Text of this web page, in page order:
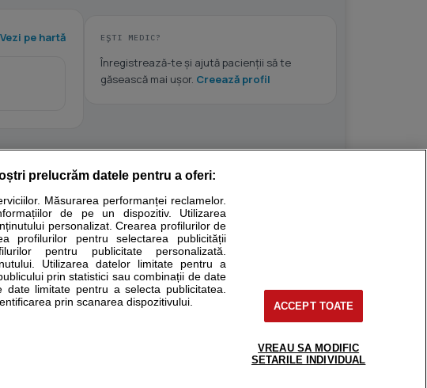
Vezi pe hartă EȘTI MEDIC?
Înregistrează-te și ajută pacienții să te
găsească mai ușor. Creează profil
si educational. Ele nu pot substitui consultul medical direct si
sa consultati fie medicul Dvs., fie unul dintre medicii pe care
Pentru pacient
support@sfatulmedicului.ro
0374 109 268
prelucrăm datele pentru a oferi:
Măsurarea performanței reclamelor.
de pe un dispozitiv. Utilizarea
personalizat. Crearea profilurilor de
profilurilor pentru selectarea publicității
pentru publicitate personalizată.
Utilizarea datelor limitate pentru a
prin statistici sau combinații de date
limitate pentru a selecta publicitatea.
prin scanarea dispozitivului.
ACCEPT TOATE
VREAU SA MODIFIC
SETARILE INDIVIDUAL